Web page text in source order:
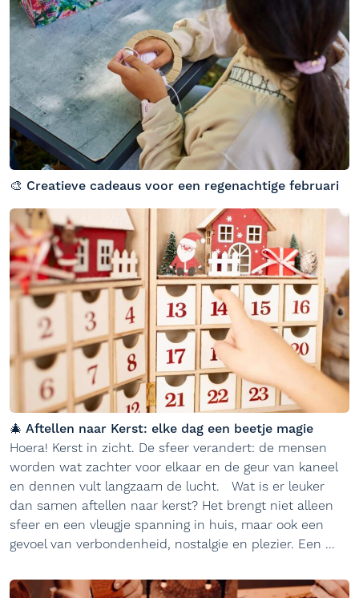
🎨 Creatieve cadeaus voor een regenachtige februari
🎄 Aftellen naar Kerst: elke dag een beetje magie
Hoera! Kerst in zicht. De sfeer verandert: de mensen
worden wat zachter voor elkaar en de geur van kaneel
en dennen vult langzaam de lucht. Wat is er leuker
dan samen aftellen naar kerst? Het brengt niet alleen
sfeer en een vleugje spanning in huis, maar ook een
gevoel van verbondenheid, nostalgie en plezier. Een ...